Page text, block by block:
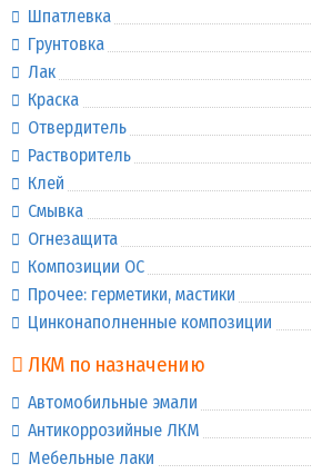
Шпатлевка
Грунтовка
Лак
Краска
Отвердитель
Растворитель
Клей
Смывка
Огнезащита
Композиции ОС
Прочее: герметики, мастики
Цинконаполненные композиции
ЛКМ по назначению
Автомобильные эмали
Антикоррозийные ЛКМ
Мебельные лаки